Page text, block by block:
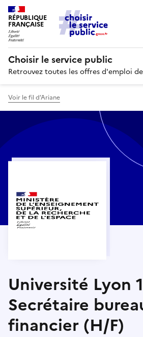
RÉPUBLIQUE
FRANÇAISE
Choisir le service public
Retrouvez toutes les offres d'emploi
Voir le fil d’Ariane
Université Lyon
Secrétaire
financier (H/F)